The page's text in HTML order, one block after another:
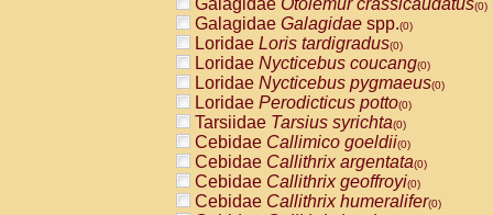
Galagidae Otolemur crassicaudatus(0)
Galagidae Galagidae spp.(0)
Loridae Loris tardigradus(0)
Loridae Nycticebus coucang(0)
Loridae Nycticebus pygmaeus(0)
Loridae Perodicticus potto(0)
Tarsiidae Tarsius syrichta(0)
Cebidae Callimico goeldii(0)
Cebidae Callithrix argentata(0)
Cebidae Callithrix geoffroyi(0)
Cebidae Callithrix humeralifer(0)